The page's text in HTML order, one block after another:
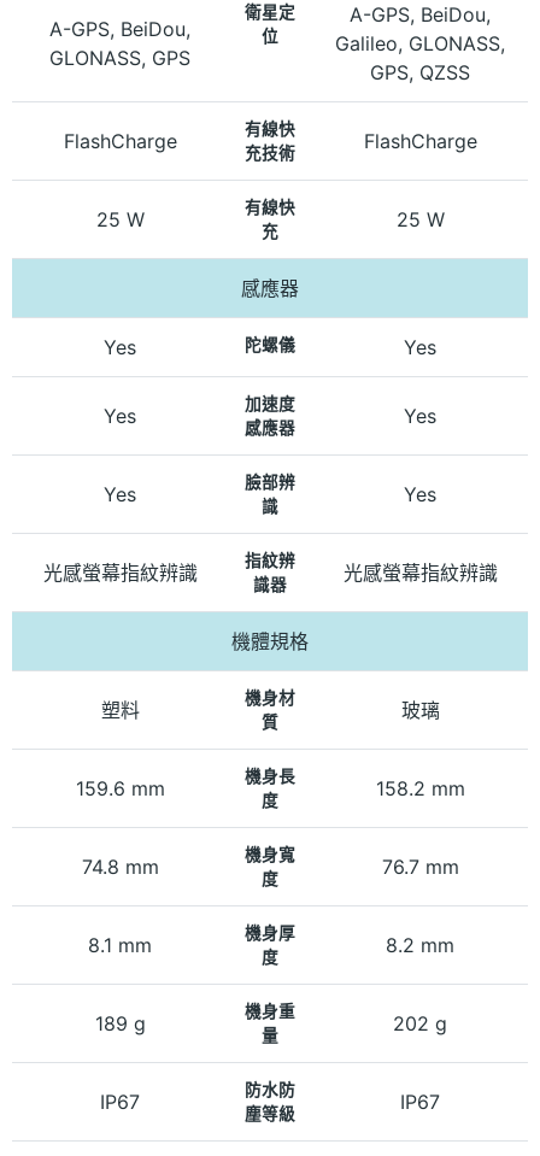
A-GPS, BeiDou,
GLONASS, GPS
衛星定
位
A-GPS, BeiDou,
Galileo, GLONASS,
GPS, QZSS
FlashCharge
有線快
充技術
FlashCharge
25 W
有線快
充
25 W
感應器
Yes 陀螺儀 Yes
Yes
加速度
感應器
Yes
Yes
臉部辨
識
Yes
光感螢幕指紋辨識
指紋辨
識器
光感螢幕指紋辨識
機體規格
塑料
機身材
質
玻璃
159.6 mm
機身長
度
158.2 mm
74.8 mm
機身寬
度
76.7 mm
8.1 mm
機身厚
度
8.2 mm
189 g
機身重
量
202 g
IP67
防水防
塵等級
IP67